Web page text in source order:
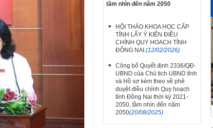
tầm nhìn đến năm 2050
HỘI THẢO KHOA HỌC CẤP
TỈNH LẤY Ý KIẾN ĐIỀU
CHỈNH QUY HOẠCH TỈNH
ĐỒNG NAI.(12/02/2026)
Công bố Quyết định 2336/QĐ-
UBND của Chủ tịch UBND tỉnh
và Hồ sơ kèm theo về phê
duyệt điều chỉnh Quy hoạch
tỉnh Đồng Nai thời kỳ 2021-
2050, tầm nhìn đến năm
2050(20/08/2025)